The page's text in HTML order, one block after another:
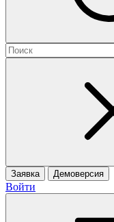
Заявка Демоверсия
Войти